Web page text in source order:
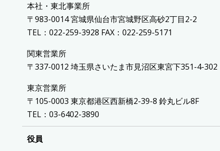
本社・東北事業所
〒983-0014 宮城県仙台市宮城野区高砂2丁目2-2
TEL：022-259-3928 FAX：022-259-5171
関東営業所
〒337-0012 埼玉県さいたま市見沼区東宮下351-4-302
東京営業所
〒105-0003 東京都港区西新橋2-39-8 鈴丸ビル8F
TEL：03-6402-3890
役員